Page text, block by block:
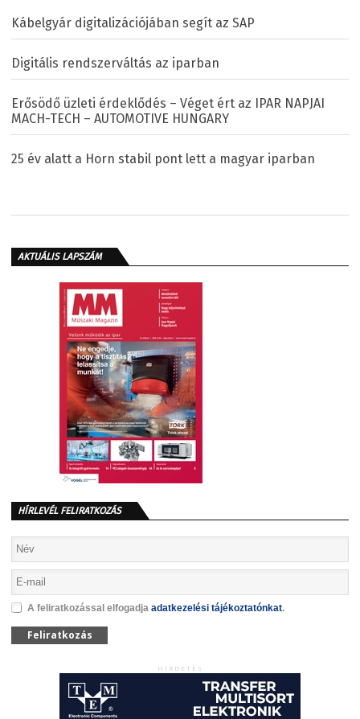
Kábelgyár digitalizációjában segít az SAP
Digitális rendszerváltás az iparban
Erősödő üzleti érdeklődés – Véget ért az IPAR NAPJAI
MACH-TECH – AUTOMOTIVE HUNGARY
25 év alatt a Horn stabil pont lett a magyar iparban
AKTUÁLIS LAPSZÁM
HÍRLEVÉL FELIRATKOZÁS
A feliratkozással elfogadja adatkezelési tájékoztatónkat.
Feliratkozás
HIRDETÉS